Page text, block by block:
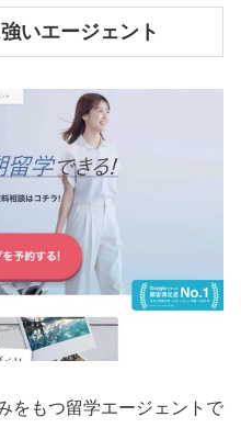
いエージェント
をもつ留学エージェントで